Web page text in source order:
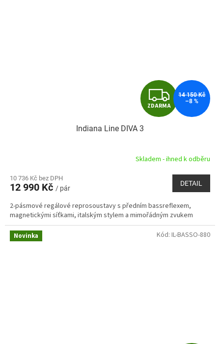
Z
D
R
M
A
ZDARMA
14 150 Kč
–8 %
Indiana Line DIVA 3
Skladem - ihned k odběru
10 736 Kč bez DPH
12 990 Kč / pár
DETAIL
2-pásmové regálové reprosoustavy s předním bassreflexem,
magnetickými síťkami, italským stylem a mimořádným zvukem
Novinka Kód: IL-BASSO-880